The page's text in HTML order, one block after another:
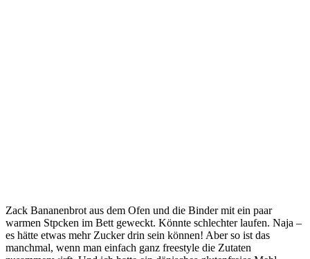
Zack Bananenbrot aus dem Ofen und die Binder mit ein paar
warmen Stpcken im Bett geweckt. Könnte schlechter laufen. Naja –
es hätte etwas mehr Zucker drin sein können! Aber so ist das
manchmal, wenn man einfach ganz freestyle die Zutaten